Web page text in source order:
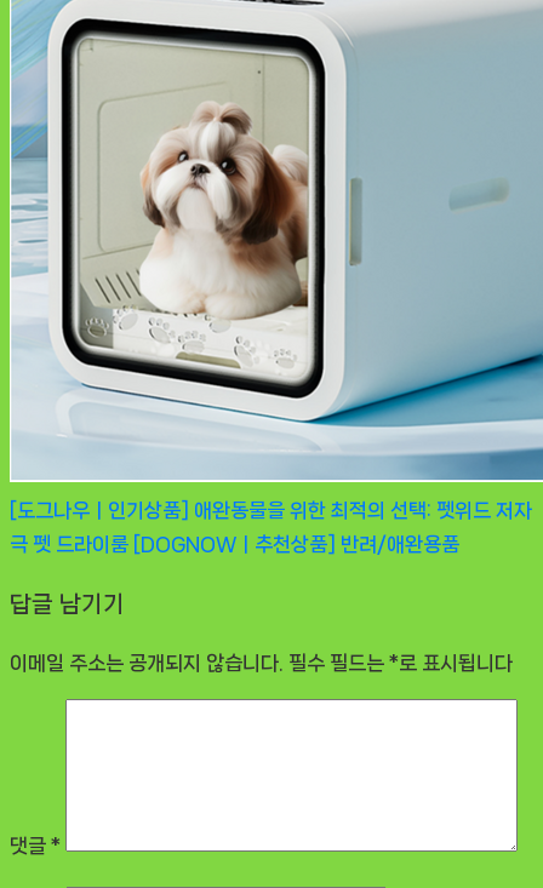
[도그나우ㅣ인기상품] 애완동물을 위한 최적의 선택: 펫위드 저자
극 펫 드라이룸 [DOGNOWㅣ추천상품] 반려/애완용품
답글 남기기
이메일 주소는 공개되지 않습니다. 필수 필드는 *로 표시됩니다
댓글 *